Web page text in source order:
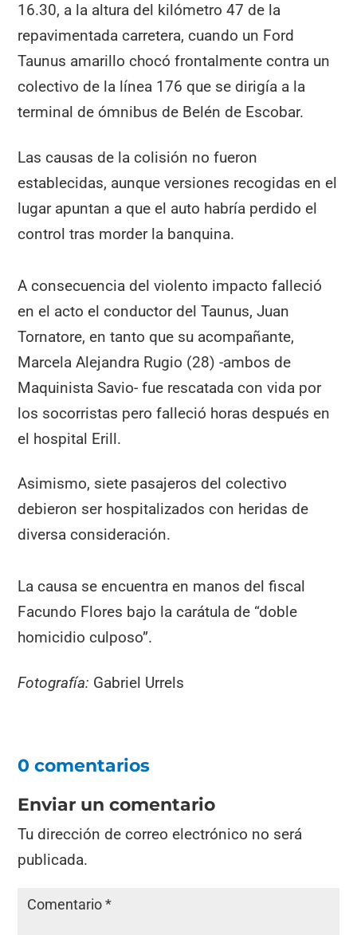
16.30, a la altura del kilómetro 47 de la
repavimentada carretera, cuando un Ford
Taunus amarillo chocó frontalmente contra un
colectivo de la línea 176 que se dirigía a la
terminal de ómnibus de Belén de Escobar.
Las causas de la colisión no fueron
establecidas, aunque versiones recogidas en el
lugar apuntan a que el auto habría perdido el
control tras morder la banquina.
A consecuencia del violento impacto falleció
en el acto el conductor del Taunus, Juan
Tornatore, en tanto que su acompañante,
Marcela Alejandra Rugio (28) -ambos de
Maquinista Savio- fue rescatada con vida por
los socorristas pero falleció horas después en
el hospital Erill.
Asimismo, siete pasajeros del colectivo
debieron ser hospitalizados con heridas de
diversa consideración.
La causa se encuentra en manos del fiscal
Facundo Flores bajo la carátula de “doble
homicidio culposo”.
Fotografía: Gabriel Urrels
0 comentarios
Enviar un comentario
Tu dirección de correo electrónico no será
publicada.